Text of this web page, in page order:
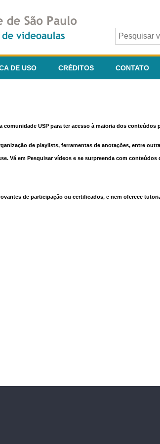
DE USO CRÉDITOS CONTATO
comunidade USP para ter acesso à maioria dos
de playlists, ferramentas de anotações, entre
Vá em Pesquisar vídeos e se surpreenda com
de participação ou certificados, e nem oferece